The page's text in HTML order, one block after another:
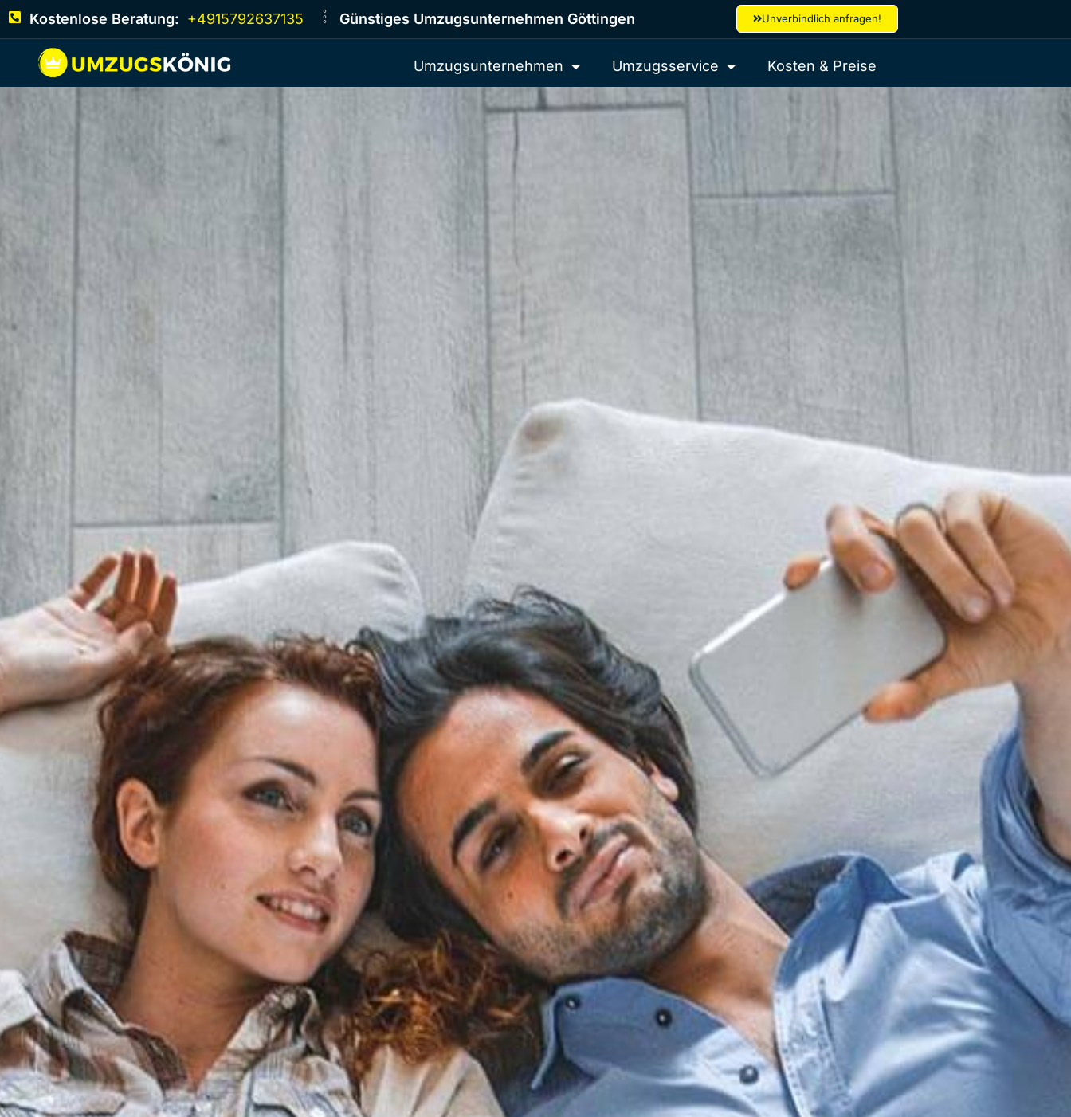
Kostenlose Beratung: +4915792637135 Günstiges Umzugsunternehmen Göttingen Unverbindlich anfragen!
Umzugsunternehmen Umzugsservice Kosten & Preise